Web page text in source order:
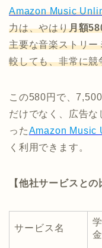
Amazon Music
力は、やはり月額
主要な音楽ストリ
較しても、非常に
この580円で、
だけでなく、広告
ったAmazon Music
く利用できます。
【他社サービスとの
サービス名